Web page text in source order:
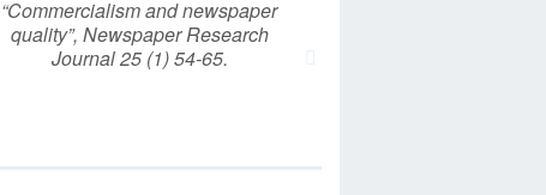
“Commercialism and newspaper
quality”, Newspaper Research
Journal 25 (1) 54-65.